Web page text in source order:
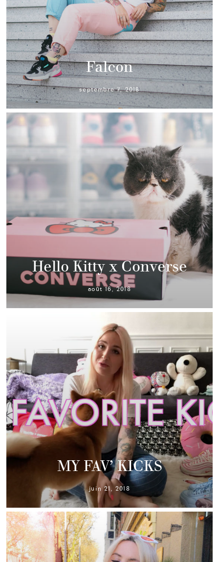
Falcon
septembre 7, 2018
Hello Kitty x Converse
août 16, 2018
MY FAV’ KICKS
juin 21, 2018